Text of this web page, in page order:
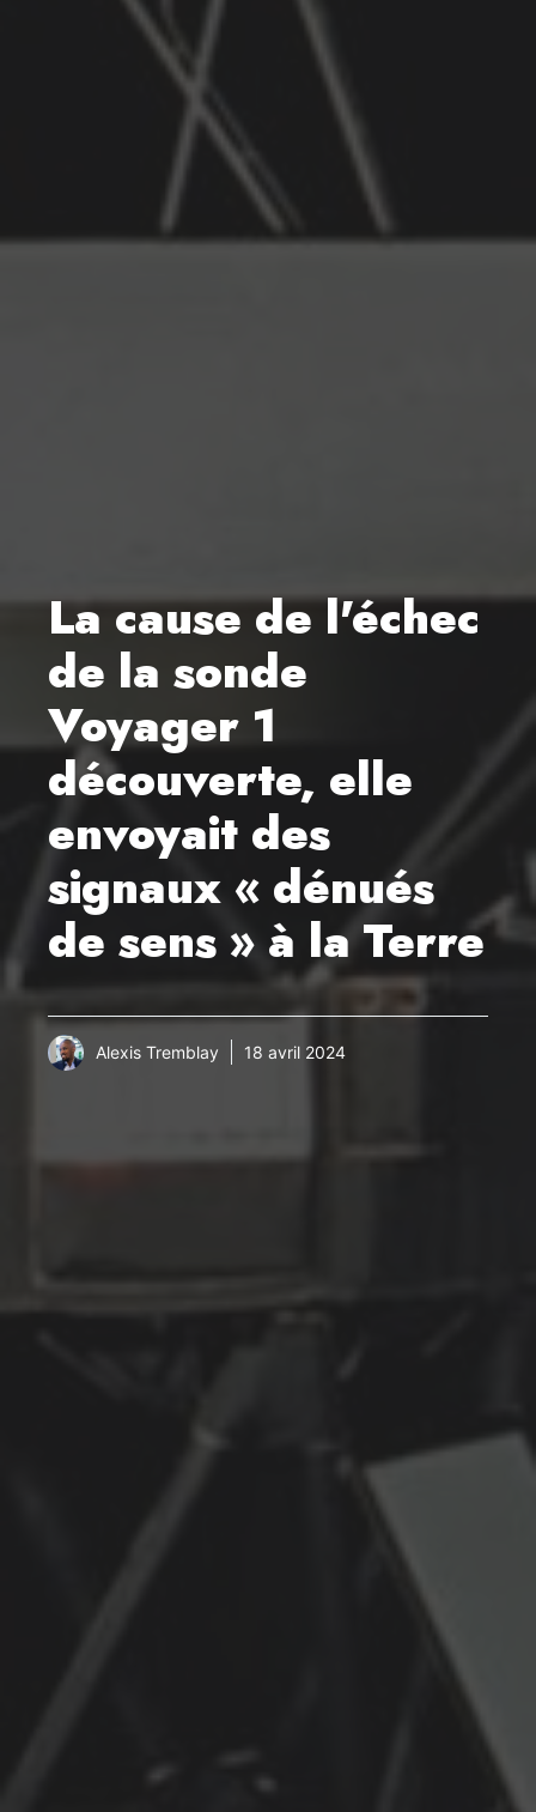
La cause de l'échec
de la sonde
Voyager 1
découverte, elle
envoyait des
signaux « dénués
de sens » à la Terre
Alexis Tremblay 18 avril 2024